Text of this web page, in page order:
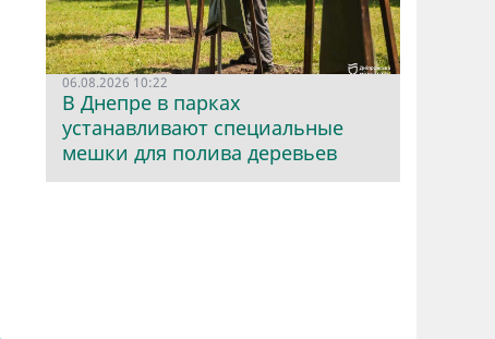
06.08.2026 10:22
В Днепре в парках
устанавливают специальные
мешки для полива деревьев